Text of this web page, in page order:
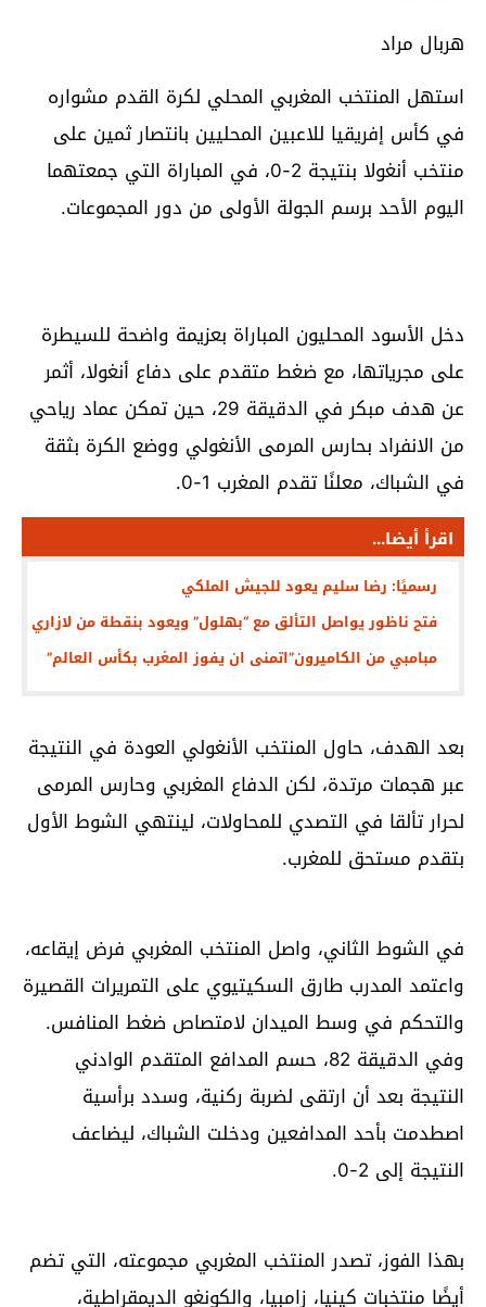
هربال مراد
استهل المنتخب المغربي المحلي لكرة القدم مشواره
في كأس إفريقيا للاعبين المحليين بانتصار ثمين على
منتخب أنغولا بنتيجة 2-0، في المباراة التي جمعتهما
اليوم الأحد برسم الجولة الأولى من دور المجموعات.
دخل الأسود المحليون المباراة بعزيمة واضحة للسيطرة
على مجرياتها، مع ضغط متقدم على دفاع أنغولا، أثمر
عن هدف مبكر في الدقيقة 29، حين تمكن عماد رياحي
من الانفراد بحارس المرمى الأنغولي ووضع الكرة بثقة
في الشباك، معلنًا تقدم المغرب 1-0.
اقرأ أيضا...
رسميًا: رضا سليم يعود للجيش الملكي
فتح ناظور يواصل التألق مع “بهلول” ويعود بنقطة من لازاري
مبامبي من الكاميرون”اتمنى ان يفوز المغرب بكأس العالم”
بعد الهدف، حاول المنتخب الأنغولي العودة في النتيجة
عبر هجمات مرتدة، لكن الدفاع المغربي وحارس المرمى
لحرار تألقا في التصدي للمحاولات، لينتهي الشوط الأول
بتقدم مستحق للمغرب.
في الشوط الثاني، واصل المنتخب المغربي فرض إيقاعه،
واعتمد المدرب طارق السكيتيوي على التمريرات القصيرة
والتحكم في وسط الميدان لامتصاص ضغط المنافس.
وفي الدقيقة 82، حسم المدافع المتقدم الوادني
النتيجة بعد أن ارتقى لضربة ركنية، وسدد برأسية
اصطدمت بأحد المدافعين ودخلت الشباك، ليضاعف
النتيجة إلى 2-0.
بهذا الفوز، تصدر المنتخب المغربي مجموعته، التي تضم
أيضًا منتخبات كينيا، زامبيا، والكونغو الديمقراطية،